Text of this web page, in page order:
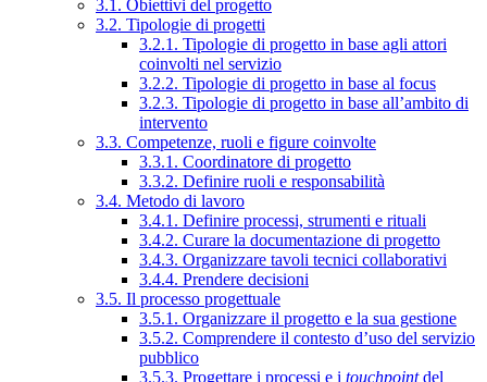
3.1. Obiettivi del progetto
3.2. Tipologie di progetti
3.2.1. Tipologie di progetto in base agli attori
coinvolti nel servizio
3.2.2. Tipologie di progetto in base al focus
3.2.3. Tipologie di progetto in base all’ambito di
intervento
3.3. Competenze, ruoli e figure coinvolte
3.3.1. Coordinatore di progetto
3.3.2. Definire ruoli e responsabilità
3.4. Metodo di lavoro
3.4.1. Definire processi, strumenti e rituali
3.4.2. Curare la documentazione di progetto
3.4.3. Organizzare tavoli tecnici collaborativi
3.4.4. Prendere decisioni
3.5. Il processo progettuale
3.5.1. Organizzare il progetto e la sua gestione
3.5.2. Comprendere il contesto d’uso del servizio
pubblico
3.5.3. Progettare i processi e i touchpointdel